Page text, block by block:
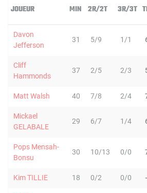
JOUEUR MIN 2R/2T 3R/3T
Davon
Jefferson
31 5/9 1/1
Cliff
Hammonds
37 2/5 2/3
Matt Walsh 40 7/8 2/4
Mickael
GELABALE
29 6/7 1/4
Pops Mensah-
Bonsu
30 10/13 0/0
Kim TILLIE 18 0/2 0/0 -